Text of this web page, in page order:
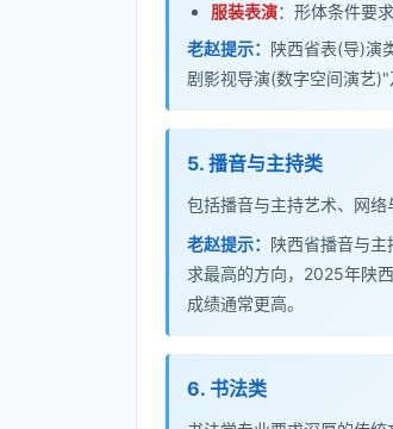
服装表演：形体条件要
老赵提示： 陕西省表(导)演
剧影视导演(数字空间演艺
5. 播音与主持类
包括播音与主持艺术、网络
老赵提示： 陕西省播音与
求最高的方向，2025年陕
成绩通常更高。
6. 书法类